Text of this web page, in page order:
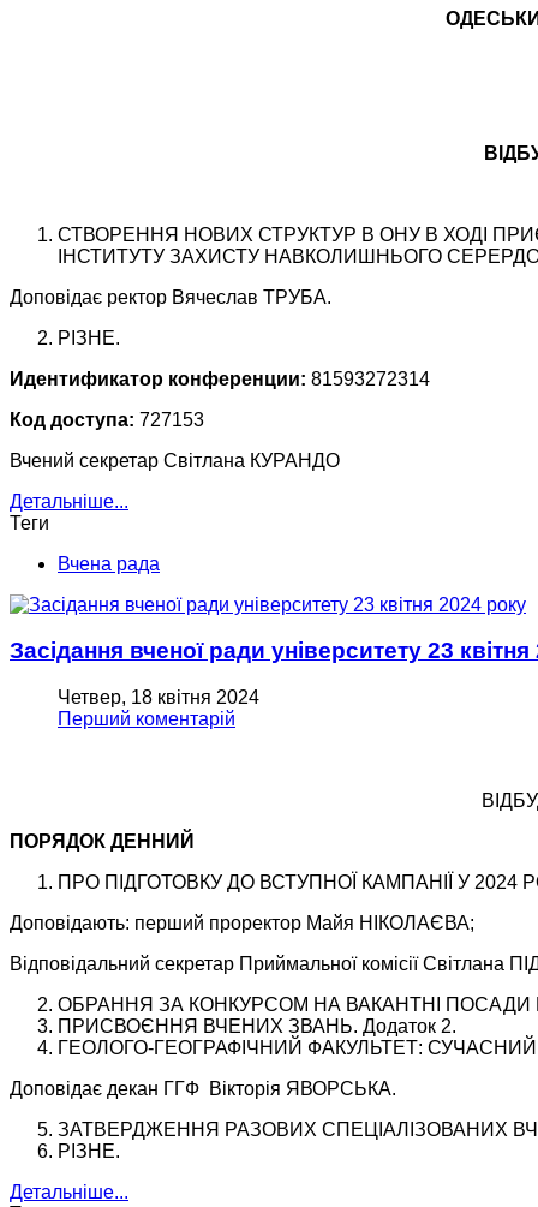
СТВОРЕННЯ НОВИХ СТРУКТУР В ОНУ В ХОДІ
ІНСТИТУТУ ЗАХИСТУ НАВКОЛИШНЬОГО
Доповідає ректор Вячеслав ТРУБА.
РІЗНЕ.
Идентификатор конференции: 81593272314
Код доступа: 727153
Вчений секретар Світлана КУРАНДО
Детальніше...
Теги
Вчена рада
Засідання вченої ради університету 23
Четвер, 18 квітня 2024
Перший коментарій
ПОРЯДОК ДЕННИЙ
ПРО ПІДГОТОВКУ ДО ВСТУПНОЇ КАМПАНІЇ У 2024
Доповідають: перший проректор Майя НІКОЛАЄВА;
Відповідальний секретар Приймальної комісії Світлана
ОБРАННЯ ЗА КОНКУРСОМ НА ВАКАНТНІ ПОСАДИ
ПРИСВОЄННЯ ВЧЕНИХ ЗВАНЬ. Додаток 2.
ГЕОЛОГО-ГЕОГРАФІЧНИЙ ФАКУЛЬТЕТ:
Доповідає декан ГГФ Вікторія ЯВОРСЬКА.
ЗАТВЕРДЖЕННЯ РАЗОВИХ СПЕЦІАЛІЗОВАНИХ
РІЗНЕ.
Детальніше...